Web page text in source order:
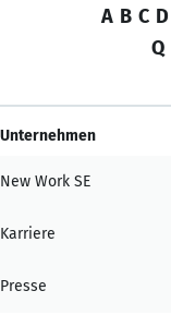
A B C D
Q
Unternehmen
New Work SE
Karriere
Presse